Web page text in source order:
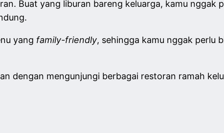
Buat yang liburan bareng keluarga, kamu nggak
yang family-friendly, sehingga kamu nggak perlu
dengan mengunjungi berbagai restoran ramah